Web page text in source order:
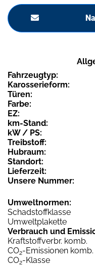
Fahrzeugtyp:
Karosserieform:
Türen:
Farbe:
EZ:
km-Stand:
kW / PS:
Treibstoff:
Hubraum:
Standort:
Lieferzeit:
Unsere Nummer:
Umweltnormen:
Schadstoffklasse
Umweltplakette
Verbrauch und
Kraftstoffverbr. komb.
CO2-Emissionen komb.
CO2-Klasse